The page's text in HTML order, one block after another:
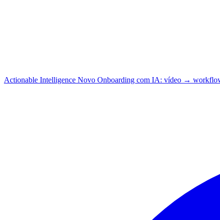
Actionable Intelligence Novo Onboarding com IA: vídeo →